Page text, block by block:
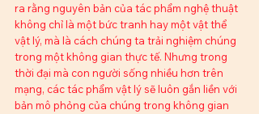
ra rằng nguyên bản của tác phẩm nghệ thuật
không chỉ là một bức tranh hay một vật thể
vật lý, mà là cách chúng ta trải nghiệm chúng
trong một không gian thực tế. Nhưng trong
thời đại mà con người sống nhiều hơn trên
mạng, các tác phẩm vật lý sẽ luôn gắn liền với
bản mô phỏng của chúng trong không gian